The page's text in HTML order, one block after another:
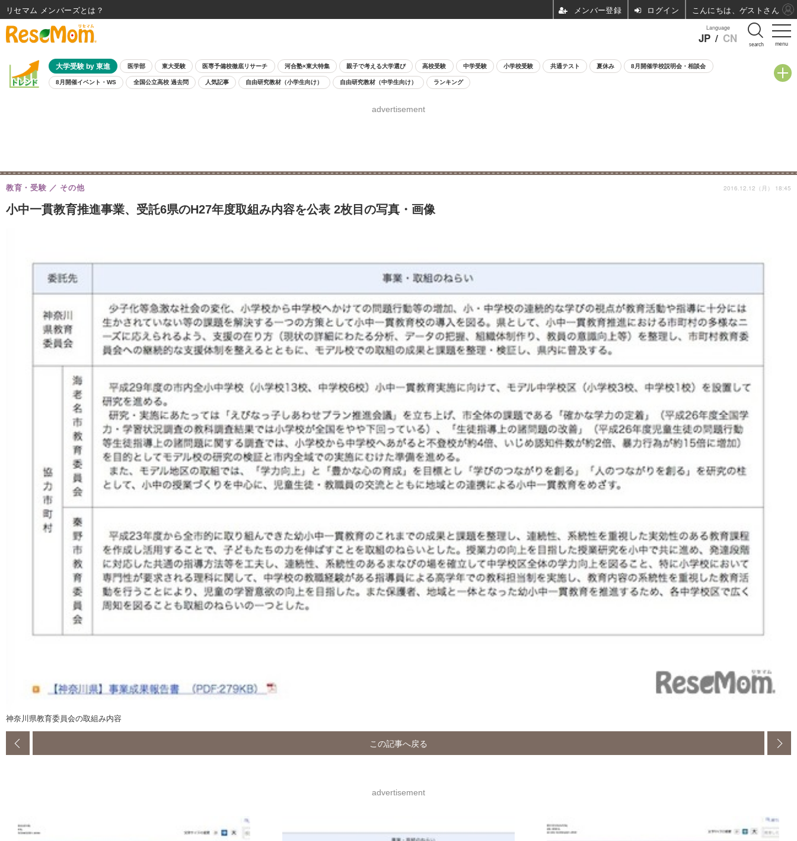
menu
Language
JP / CN search
大学受験 by 東進 医学部 東大受験 医専予備校徹底リサーチ 河合塾×東大特集 親子で考える大学選び 高校受験 中学受験 小学校受験 共通テスト 夏休み 8月開催学校説明会・相談会
8月開催イベント・WS 全国公立高校 過去問 人気記事 自由研究教材（小学生向け） 自由研究教材（中学生向け） ランキング
advertisement
小中一貫教育推進事業、受託6県のH27年度取組み内容を公表 2枚目の写真・画像
教育・受験 その他 2016.12.12（月） 18:45
神奈川県教育委員会の取組み内容
この記事へ戻る
advertisement
リセマム メンバーズ ログイン こんにちは、ゲストさん